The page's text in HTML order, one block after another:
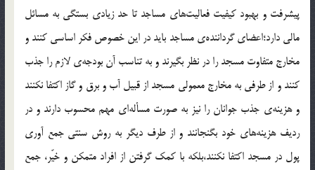
پيشرفت و بهبود كيفيت فعاليت‌هاي مساجد تا حد زيادي بستگي به مسائل
مالي دارد؛‌اعضاي گرداننده‌ي مساجد بايد در اين خصوص فكر اساسي كنند و
مخارج متفاوت مسجد را در نظر بگيرند و به تناسب آن بودجه‌ي لازم را جذب
كنند و از طرفي به مخارج معمولي مسجد از قبيل آب و برق و گاز اكتفا نكنند
و هزينه‌ي جذب جوانان را نيز به صورت مسأله‌اي مهم محسوب دارند و در
رديف هزينه‌هاي خود بگنجانند و از طرف ديگر به روش سنتي جمع آوري
پول در مسجد اكتفا نكنند،‌بلكه با كمك گرفتن از افراد متمكن و خيّر، جمع